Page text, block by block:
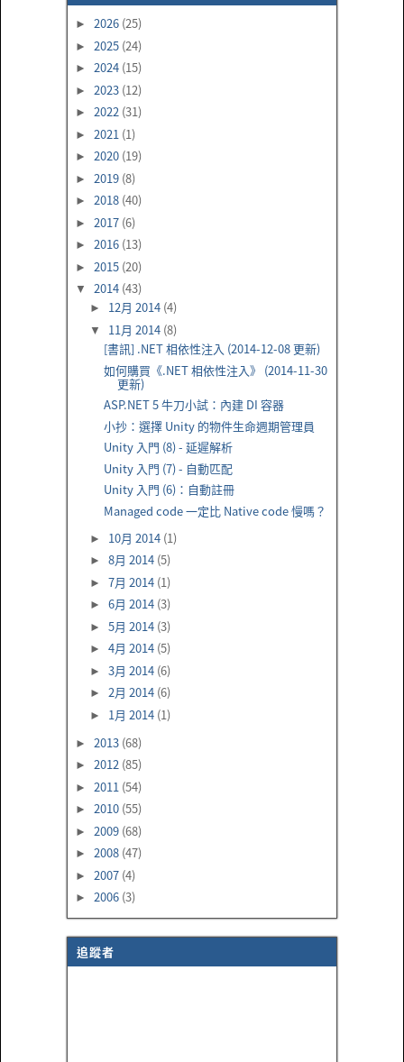
► 2026 (25)
► 2025 (24)
► 2024 (15)
► 2023 (12)
► 2022 (31)
► 2021 (1)
► 2020 (19)
► 2019 (8)
► 2018 (40)
► 2017 (6)
► 2016 (13)
► 2015 (20)
▼ 2014 (43)
► 12月 2014 (4)
▼ 11月 2014 (8)
[書訊] .NET 相依性注入 (2014-12-08 更新)
如何購買《.NET 相依性注入》 (2014-11-30
更新)
ASP.NET 5 牛刀小試：內建 DI 容器
小抄：選擇 Unity 的物件生命週期管理員
Unity 入門 (8) - 延遲解析
Unity 入門 (7) - 自動匹配
Unity 入門 (6)：自動註冊
Managed code 一定比 Native code 慢嗎？
► 10月 2014 (1)
► 8月 2014 (5)
► 7月 2014 (1)
► 6月 2014 (3)
► 5月 2014 (3)
► 4月 2014 (5)
► 3月 2014 (6)
► 2月 2014 (6)
► 1月 2014 (1)
► 2013 (68)
► 2012 (85)
► 2011 (54)
► 2010 (55)
► 2009 (68)
► 2008 (47)
► 2007 (4)
► 2006 (3)
追蹤者